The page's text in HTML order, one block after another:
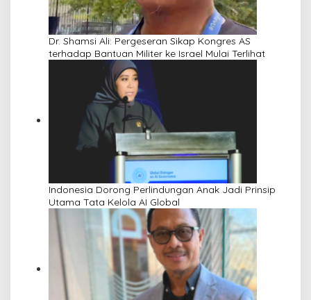
Dr. Shamsi Ali: Pergeseran Sikap Kongres AS
terhadap Bantuan Militer ke Israel Mulai Terlihat
Indonesia Dorong Perlindungan Anak Jadi Prinsip
Utama Tata Kelola AI Global